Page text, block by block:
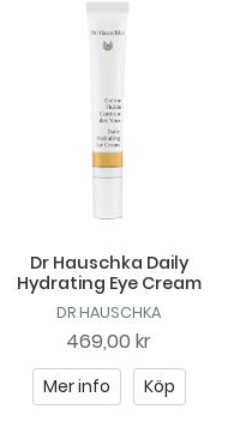
Dr Hauschka Daily
Hydrating Eye Cream
DR HAUSCHKA
469,00 kr
Mer info Köp